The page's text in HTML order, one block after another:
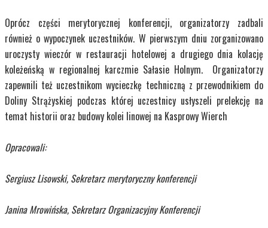
Oprócz części merytorycznej konferencji, organizatorzy zadbali
również o wypoczynek uczestników. W pierwszym dniu zorganizowano
uroczysty wieczór w restauracji hotelowej a drugiego dnia kolację
koleżeńską w regionalnej karczmie Sałasie Holnym. Organizatorzy
zapewnili też uczestnikom wycieczkę techniczną z przewodnikiem do
Doliny Strążyskiej podczas której uczestnicy usłyszeli prelekcję na
temat historii oraz budowy kolei linowej na Kasprowy Wierch
Opracowali:
Sergiusz Lisowski, Sekretarz merytoryczny konferencji
Janina Mrowińska, Sekretarz Organizacyjny Konferencji